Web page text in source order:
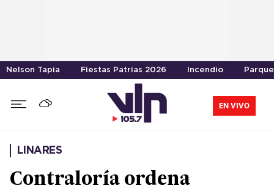
Nelson Tapia Fiestas Patrias 2026 Incendio
EN VIVO
LINARES
Contraloría ordena